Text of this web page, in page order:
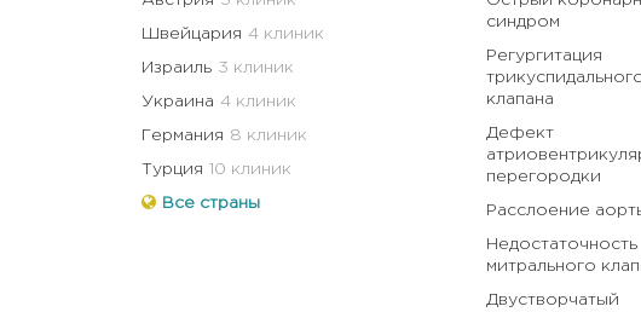
Швейцария 4 клиник
Израиль 3 клиник
Украина 4 клиник
Германия 8 клиник
Турция 10 клиник
Все страны
синдром
Регургитация
клапана
Дефект
перегородки
Расслоение
Недостаточность
митрального
Двустворчатый